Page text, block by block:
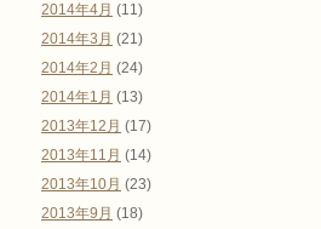
2014年4月 (11)
2014年3月 (21)
2014年2月 (24)
2014年1月 (13)
2013年12月 (17)
2013年11月 (14)
2013年10月 (23)
2013年9月 (18)